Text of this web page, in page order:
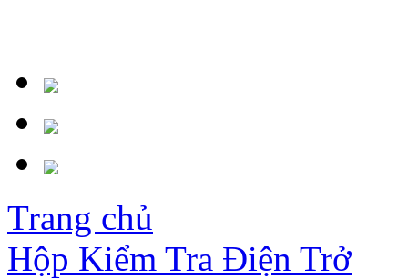
Trang chủ
Hộp Kiểm Tra Điện Trở